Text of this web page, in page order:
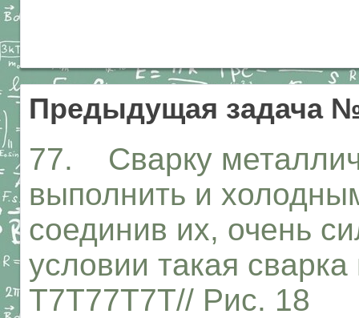
Предыдущая задача
77. Сварку
выполнить и
соединив их, очень
условии такая
Т7Т77Т7Т// Рис. 18